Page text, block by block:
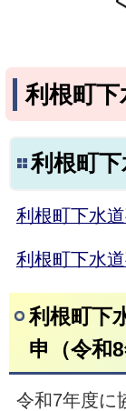
利根町
利根町
利根町下水
利根町下水
利根町下
申（令和8
令和7年度に